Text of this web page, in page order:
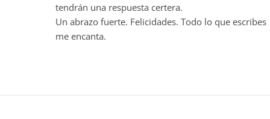
tendrán una respuesta certera.
Un abrazo fuerte. Felicidades. Todo lo que escribes
me encanta.